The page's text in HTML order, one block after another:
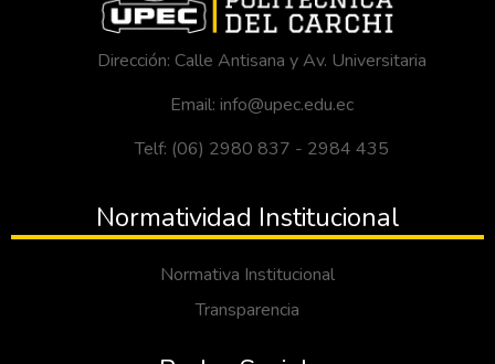
Dirección: Calle Antisana y Av. Universitaria
Email: info@upec.edu.ec
Telf: (06) 2980 837 - 2984 435
Normatividad Institucional
Normativa Institucional
Transparencia